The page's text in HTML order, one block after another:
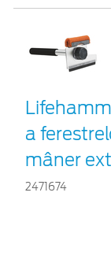
a
mâner
2471674